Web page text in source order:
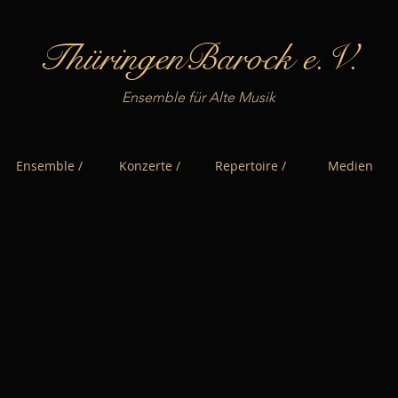
ThüringenBarock e.V.
Ensemble für Alte Musik
Ensemble / Konzerte / Repertoire / Medien